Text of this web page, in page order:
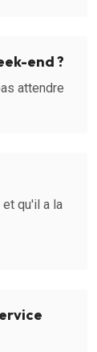
end ?
attendre
qu'il a la